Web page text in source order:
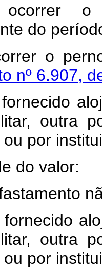
ocorrer
do
o
nº 6.907,
outra
por
do valor:
outra
por